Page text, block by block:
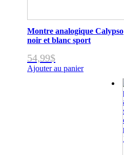
Montre analogique Calypso
noir et blanc sport
54,99$
Ajouter au panier